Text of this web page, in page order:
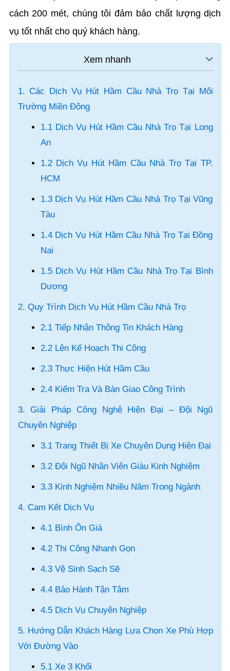
cách 200 mét, chúng tôi đảm bảo chất lượng dịch
vụ tốt nhất cho quý khách hàng.
1. Các Dịch Vụ Hút Hầm Cầu Nhà Trọ Tại Môi
Trường Miền Đông
1.1 Dịch Vụ Hút Hầm Cầu Nhà Trọ Tại Long
An
1.2 Dịch Vụ Hút Hầm Cầu Nhà Trọ Tại TP.
HCM
1.3 Dịch Vụ Hút Hầm Cầu Nhà Trọ Tại Vũng
Tàu
1.4 Dịch Vụ Hút Hầm Cầu Nhà Trọ Tại Đồng
Nai
1.5 Dịch Vụ Hút Hầm Cầu Nhà Trọ Tại Bình
Dương
2. Quy Trình Dịch Vụ Hút Hầm Cầu Nhà Trọ
2.1 Tiếp Nhận Thông Tin Khách Hàng
2.2 Lên Kế Hoạch Thi Công
2.3 Thực Hiện Hút Hầm Cầu
2.4 Kiểm Tra Và Bàn Giao Công Trình
3. Giải Pháp Công Nghệ Hiện Đại – Đội Ngũ
Chuyên Nghiệp
3.1 Trang Thiết Bị Xe Chuyên Dụng Hiện Đại
3.2 Đội Ngũ Nhân Viên Giàu Kinh Nghiệm
3.3 Kinh Nghiệm Nhiều Năm Trong Ngành
4. Cam Kết Dịch Vụ
4.1 Bình Ổn Giá
4.2 Thi Công Nhanh Gọn
4.3 Vệ Sinh Sạch Sẽ
4.4 Bảo Hành Tận Tâm
4.5 Dịch Vụ Chuyên Nghiệp
5. Hướng Dẫn Khách Hàng Lựa Chọn Xe Phù Hợp
Với Đường Vào
5.1 Xe 3 Khối